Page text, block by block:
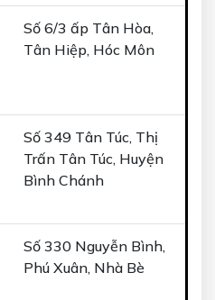
Số 6/3 ấp Tân Hòa,
Tân Hiệp, Hóc Môn
Số 349 Tân Túc, Thị
Trấn Tân Túc, Huyện
Bình Chánh
Số 330 Nguyễn Bình,
Phú Xuân, Nhà Bè